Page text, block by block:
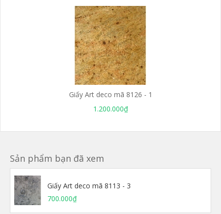
Giấy Art deco mã 8126 - 1
1.200.000₫
Sản phẩm bạn đã xem
Giấy Art deco mã 8113 - 3
700.000₫